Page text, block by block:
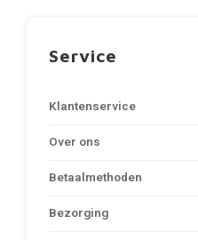
Service
Klantenservice
Over ons
Betaalmethoden
Bezorging